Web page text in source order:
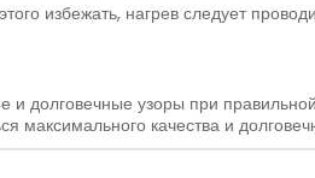
избежать, нагрев следует
долговечные узоры при
качества и